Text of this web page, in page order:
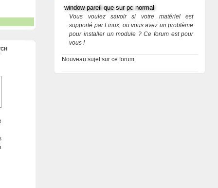
window pareil que sur pc normal
Vous voulez savoir si votre matériel est
supporté par Linux, ou vous avez un problème
pour installer un module ? Ce forum est pour
vous !
Nouveau sujet sur ce forum